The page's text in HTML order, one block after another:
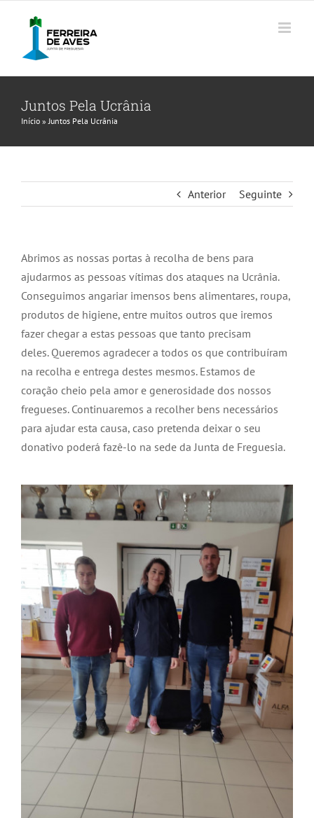
content
Juntos Pela Ucrânia
Início » Juntos Pela Ucrânia
Anterior Seguinte
Abrimos as nossas portas à recolha de bens para
ajudarmos as pessoas vítimas dos ataques na Ucrânia.
Conseguimos angariar imensos bens alimentares, roupa,
produtos de higiene, entre muitos outros que iremos
fazer chegar a estas pessoas que tanto precisam
deles. Queremos agradecer a todos os que contribuíram
na recolha e entrega destes mesmos. Estamos de
coração cheio pela amor e generosidade dos nossos
fregueses. Continuaremos a recolher bens necessários
para ajudar esta causa, caso pretenda deixar o seu
donativo poderá fazê-lo na sede da Junta de Freguesia.